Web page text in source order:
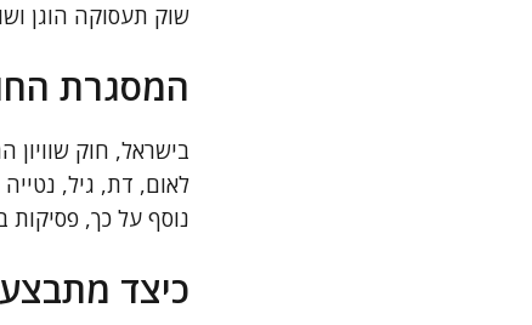
שוק תעסוקה הוגן
המסגרת
בישראל, חוק
לאום, דת, גיל,
נוסף על כך,
כיצד